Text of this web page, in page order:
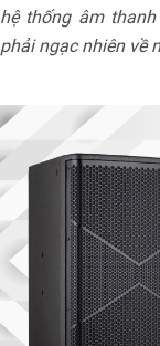
hệ thống âm
phải ngạc nhiên về